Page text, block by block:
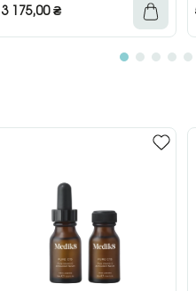
3 175,00₴